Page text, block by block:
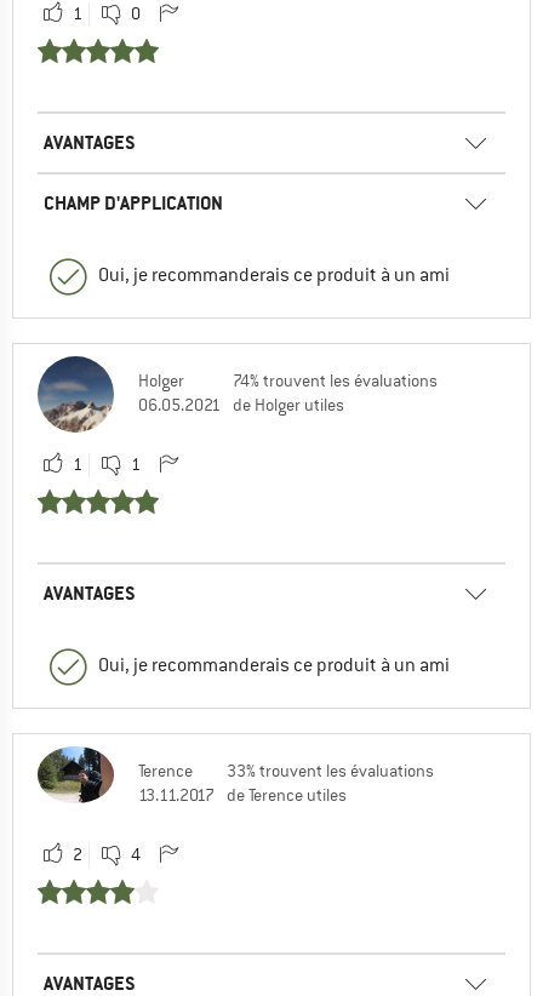
1 0
AVANTAGES
CHAMP D'APPLICATION
Oui, je recommanderais ce produit à un ami
Holger
06.05.2021
74% trouvent les évaluations
de Holger utiles
1 1
AVANTAGES
Oui, je recommanderais ce produit à un ami
Terence
13.11.2017
33% trouvent les évaluations
de Terence utiles
2 4
AVANTAGES